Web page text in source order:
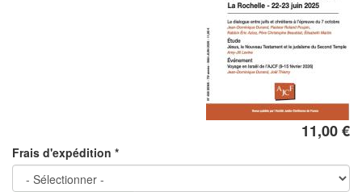
11,00 €
Frais d'expédition *